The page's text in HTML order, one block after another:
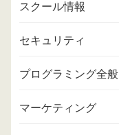
スクール情報
セキュリティ
プログラミング全般
マーケティング